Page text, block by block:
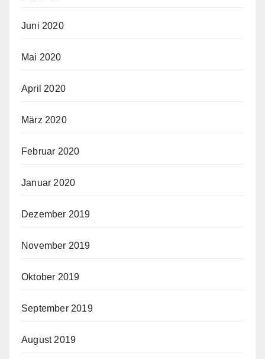
Juni 2020
Mai 2020
April 2020
März 2020
Februar 2020
Januar 2020
Dezember 2019
November 2019
Oktober 2019
September 2019
August 2019